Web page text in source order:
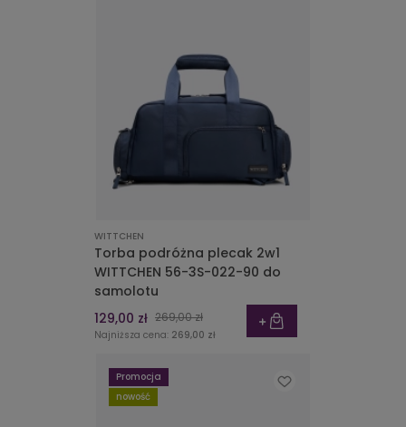
WITTCHEN
Torba podróżna plecak 2w1
WITTCHEN 56-3S-022-90 do
samolotu
129,00 zł 269,00 zł
Najniższa cena: 269,00 zł
Promocja
nowość